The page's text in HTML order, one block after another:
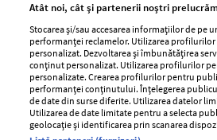
GSP
Unica
Baby
Retete
Viva
Pariază responsabil! Decizia ONJN
Atât noi, cât și partenerii noștri
Stocarea și/sau accesarea informațiilor de pe
performanței reclamelor. Utilizarea
personalizat. Dezvoltarea și îmbunătățirea
conținut personalizat. Utilizarea profilurilor
personalizate. Crearea profilurilor pentru
performanței conținutului. Înțelegerea
de date din surse diferite. Utilizarea datelor
Utilizarea de date limitate pentru a selecta
geolocație și identificarea prin scanarea